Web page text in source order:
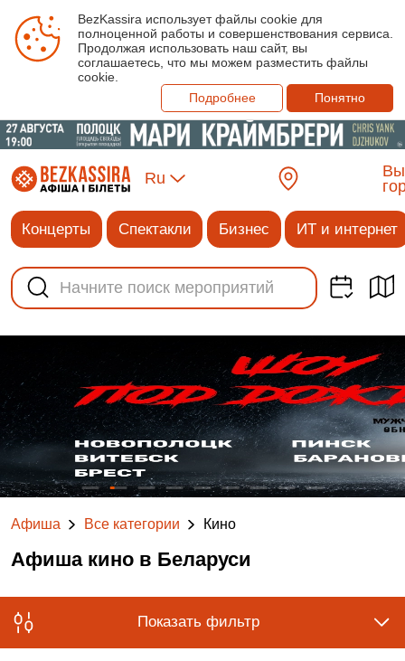
BezKassira использует файлы cookie для
полноценной работы и совершенствования сервиса.
Продолжая использовать наш сайт, вы
соглашаетесь, что мы можем разместить файлы
cookie.
Подробнее
Понятно
Ru
Концерты Спектакли Бизнес ИТ и интернет
Афиша Все категории Кино
Афиша кино в Беларуси
Показать фильтр